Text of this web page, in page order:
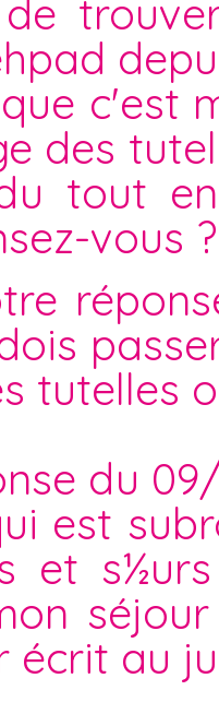
de
c'est
des
tout
vous ?
tutelles
du
est
et
écrit au